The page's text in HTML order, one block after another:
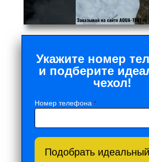
Укажите номер
и подберите
чехол!
Номер телефона *
Подобрать